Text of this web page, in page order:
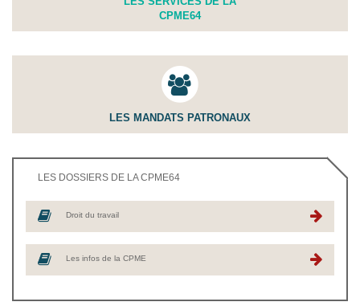
CPME64
LES MANDATS PATRONAUX
LES DOSSIERS DE LA CPME64
Droit du travail
Les infos de la CPME